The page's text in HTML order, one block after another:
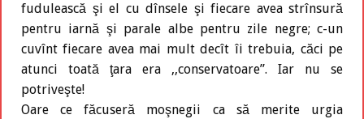
fudulească şi el cu dînsele şi fiecare avea strînsură
pentru iarnă şi parale albe pentru zile negre; c-un
cuvînt fiecare avea mai mult decît îi trebuia, căci pe
atunci toată ţara era ,,conservatoare”. Iar nu se
potriveşte!
Oare ce făcuseră moşnegii ca să merite urgia